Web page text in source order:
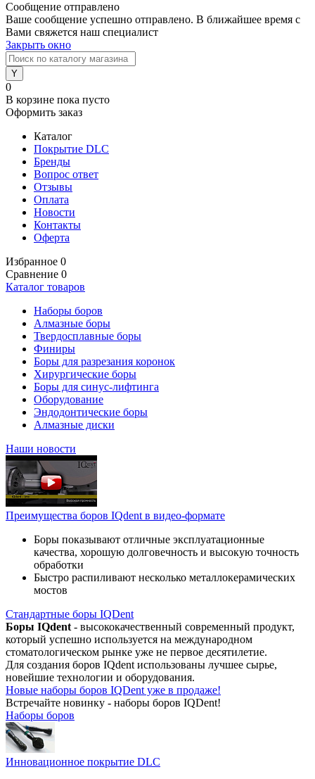
Сообщение отправлено
Ваше сообщение успешно отправлено. В ближайшее время с
Вами свяжется наш специалист
Закрыть окно
0
В корзине пока пусто
Оформить заказ
Каталог
Покрытие DLC
Бренды
Вопрос ответ
Отзывы
Оплата
Новости
Контакты
Оферта
Избранное 0
Сравнение 0
Каталог товаров
Наборы боров
Алмазные боры
Твердосплавные боры
Финиры
Боры для разрезания коронок
Хирургические боры
Боры для синус-лифтинга
Оборудование
Эндодонтические боры
Алмазные диски
Наши новости
Преимущества боров IQdent в видео-формате
Боры показывают отличные эксплуатационные
качества, хорошую долговечность и высокую точность
обработки
Быстро распиливают несколько металлокерамических
мостов
Стандартные боры IQDent
Боры IQdent - высококачественный современный продукт,
который успешно используется на международном
стоматологическом рынке уже не первое десятилетие.
Для создания боров IQdent использованы лучшее сырье,
новейшие технологии и оборудования.
Новые наборы боров IQDent уже в продаже!
Встречайте новинку - наборы боров IQDent!
Наборы боров
Инновационное покрытие DLC